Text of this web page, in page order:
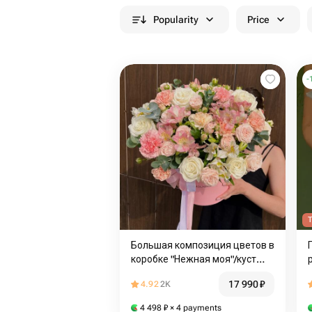
Popularity Price
Большая композиция цветов в
коробке "Нежная моя"/куст
/Доставка цветов
4.922K 17 990₽
4 498 ₽ × 4 payments
-